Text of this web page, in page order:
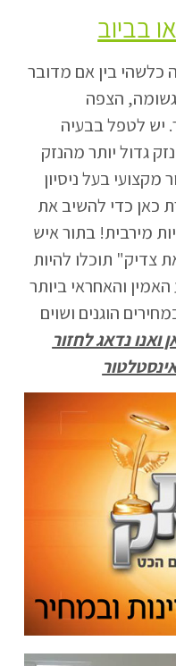
בביוב
כלשהי בין אם מדובר
הצפה
יש לטפל בבעיה
גדול יותר מהנזק
מקצועי בעל ניסיון
כאן כדי להשיב את
מירבית! בתור איש
צדיק" תוכלו להיות
והאחראי ביותר
הוגנים ושוים
ואנו נדאג לחזור